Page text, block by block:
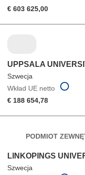
€ 603 625,00
UPPSALA
Szwecja
Wkład UE netto
€ 188 654,78
PODMIOT
LINKOPINGS
Szwecja